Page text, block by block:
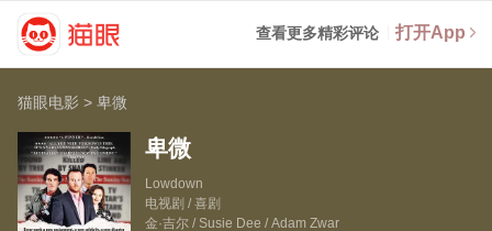
查看更多精彩评论 打开App
猫眼电影 >卑微
卑微
Lowdown
电视剧 / 喜剧
金·吉尔/ Susie Dee / Adam Zwar